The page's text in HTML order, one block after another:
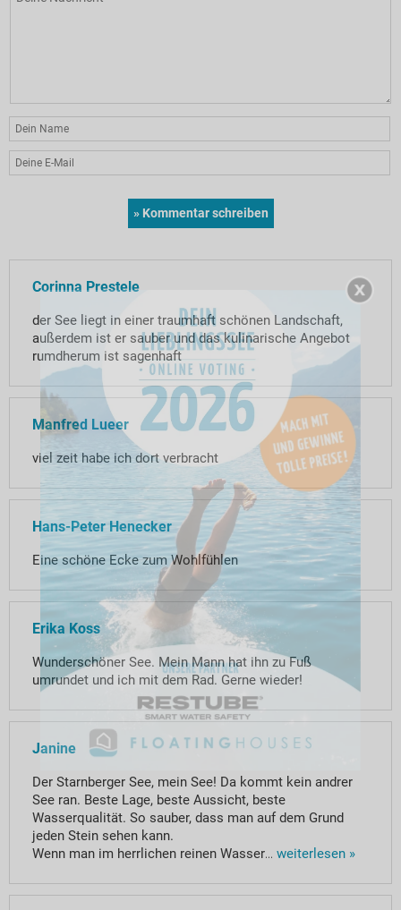
Corinna Prestele
der See liegt in einer traumhaft schönen Landschaft,
außerdem ist er sauber und das kulinarische Angebot
rumdherum ist sagenhaft
Manfred Lueer
viel zeit habe ich dort verbracht
Hans-Peter Henecker
Eine schöne Ecke zum Wohlfühlen
Erika Koss
Wunderschöner See. Mein Mann hat ihn zu Fuß
umrundet und ich mit dem Rad. Gerne wieder!
Janine
Der Starnberger See, mein See! Da kommt kein andrer
See ran. Beste Lage, beste Aussicht, beste
Wasserqualität. So sauber, dass man auf dem Grund
jeden Stein sehen kann.
Wenn man im herrlichen reinen Wasser... weiterlesen »